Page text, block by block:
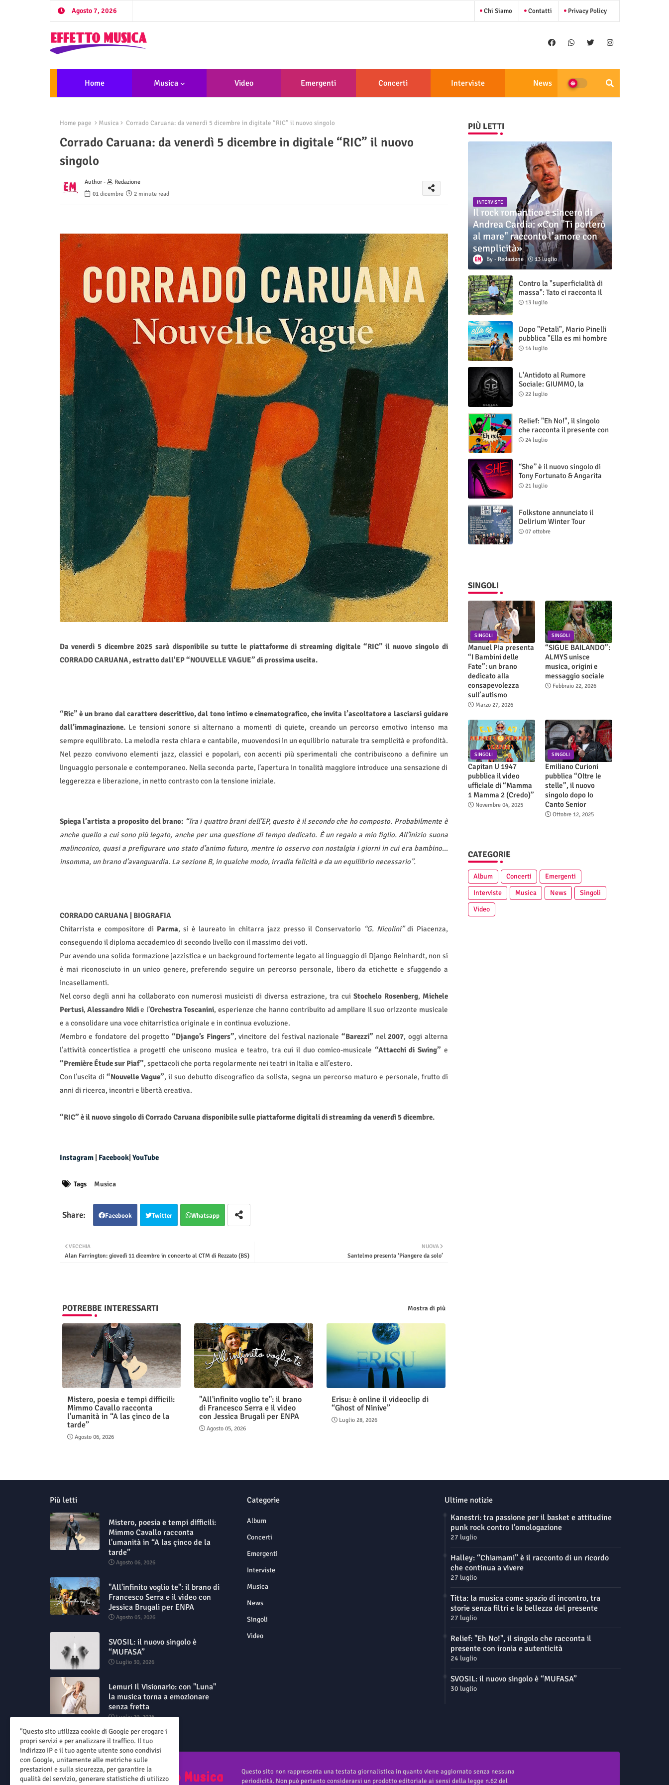
Agosto 7, 2026 Chi Siamo Contatti Privacy Policy
Home Musica Video Emergenti Concerti Interviste News
Home page Musica Corrado Caruana: da venerdì 5 dicembre in digitale “RIC” il nuovo singolo
Corrado Caruana: da venerdì 5 dicembre in digitale “RIC” il nuovo
singolo
Author -
Redazione
01 dicembre
2 minute read
Da venerdì 5 dicembre 2025 sarà disponibile su tutte le piattaforme di streaming digitale “RIC” il nuovo singolo di
CORRADO CARUANA, estratto dall'EP “NOUVELLE VAGUE” di prossima uscita.
“Ric” è un brano dal carattere descrittivo, dal tono intimo e cinematografico, che invita l’ascoltatore a lasciarsi guidare
dall’immaginazione.Le tensioni sonore si alternano a momenti di quiete, creando un percorso emotivo intenso ma
sempre equilibrato. La melodia resta chiara e cantabile, muovendosi in un equilibrio naturale tra semplicità e profondità.
Nel pezzo convivono elementi jazz, classici e popolari, con accenti più sperimentali che contribuiscono a definire un
linguaggio personale e contemporaneo. Nella seconda parte, l’apertura in tonalità maggiore introduce una sensazione di
leggerezza e liberazione, in netto contrasto con la tensione iniziale.
Spiega l’artista a proposito del brano: “Tra i quattro brani dell’EP, questo è il secondo che ho composto. Probabilmente è
anche quello a cui sono più legato, anche per una questione di tempo dedicato. È un regalo a mio figlio. All’inizio suona
malinconico, quasi a prefigurare uno stato d’animo futuro, mentre io osservo con nostalgia i giorni in cui era bambino…
insomma, un brano d’avanguardia. La sezione B, in qualche modo, irradia felicità e da un equilibrio necessario”.
CORRADO CARUANA | BIOGRAFIA
Chitarrista e compositore di Parma, si è laureato in chitarra jazz presso il Conservatorio “G. Nicolini”di Piacenza,
conseguendo il diploma accademico di secondo livello con il massimo dei voti.
Pur avendo una solida formazione jazzistica e un background fortemente legato al linguaggio di Django Reinhardt, non si
è mai riconosciuto in un unico genere, preferendo seguire un percorso personale, libero da etichette e sfuggendo a
incasellamenti.
Nel corso degli anni ha collaborato con numerosi musicisti di diversa estrazione, tra cui Stochelo Rosenberg, Michele
Pertusi,Alessandro Nidie l’Orchestra Toscanini, esperienze che hanno contribuito ad ampliare il suo orizzonte musicale
e a consolidare una voce chitarristica originale e in continua evoluzione.
Membro e fondatore del progetto “Django’s Fingers”, vincitore del festival nazionale “Barezzi” nel2007, oggi alterna
l’attività concertistica a progetti che uniscono musica e teatro, tra cui il duo comico-musicale “Attacchi di Swing” e
“Première Étude sur Piaf”, spettacoli che porta regolarmente nei teatri in Italia e all’estero.
Con l’uscita di“Nouvelle Vague”, il suo debutto discografico da solista, segna un percorso maturo e personale, frutto di
anni di ricerca, incontri e libertà creativa.
“RIC” è il nuovo singolo di Corrado Caruana disponibile sulle piattaforme digitali di streaming da venerdì 5 dicembre.
Instagram| Facebook| YouTube
Tags Musica
Facebook Twitter Whatsapp
NUOVA
Santelmo presenta ‘Piangere da solo’
VECCHIA
Alan Farrington: giovedì 11 dicembre in concerto al CTM di Rezzato (BS)
POTREBBE INTERESSARTI Mostra di più
Mistero, poesia e tempi difficili:
Mimmo Cavallo racconta
l'umanità in “A las çinco de la
tarde”
Agosto 06, 2026
"All'infinito voglio te": il brano
di Francesco Serra e il video
con Jessica Brugali per ENPA
Agosto 05, 2026
Erisu: è online il videoclip di
“Ghost of Ninive”
Luglio 28, 2026
PIÙ LETTI
INTERVISTE
Il rock romantico e sincero di
Andrea Cardia: «Con "Ti porterò
al mare" racconto l’amore con
semplicità»
Redazione 13 luglio
Contro la "superficialità di
massa": Tato ci racconta il
nuovo singolo "Vuoti digitali"
13 luglio
Dopo "Petali", Mario Pinelli
pubblica "Ella es mi hombre
(Il mio uomo è lei)"
14 luglio
L'Antidoto al Rumore
Sociale: GIUMMO, la
Maschera e la Cruda Verità
22 luglio
Relief: "Eh No!", il singolo
che racconta il presente con
ironia e autenticità
24 luglio
“She” è il nuovo singolo di
Tony Fortunato & Angarita
21 luglio
Folkstone annunciato il
Delirium Winter Tour
(Special Edition)
07 ottobre
SINGOLI
SINGOLI
Manuel Pia presenta
“I Bambini delle
Fate”: un brano
dedicato alla
consapevolezza
sull’autismo
Marzo 27, 2026
SINGOLI
“SIGUE BAILANDO”:
ALMYS unisce
musica, origini e
messaggio sociale
Febbraio 22, 2026
SINGOLI
Capitan U 1947
pubblica il video
ufficiale di “Mamma
1 Mamma 2 (Credo)”
Novembre 04, 2025
SINGOLI
Emiliano Curioni
pubblica “Oltre le
stelle”, il nuovo
singolo dopo Io
Canto Senior
Ottobre 12, 2025
CATEGORIE
Album Concerti
Emergenti
Interviste
Musica News
Singoli
Video
Più letti
Mistero, poesia e tempi difficili:
Mimmo Cavallo racconta
l'umanità in “A las çinco de la
tarde”
Agosto 06, 2026
"All'infinito voglio te": il brano di
Francesco Serra e il video con
Jessica Brugali per ENPA
Agosto 05, 2026
SVOSIL: il nuovo singolo è
“MUFASA”
Luglio 30, 2026
Lemuri Il Visionario: con "Luna"
la musica torna a emozionare
senza fretta
Luglio 29, 2026
Categorie
Album
Concerti
Emergenti
Interviste
Musica
News
Singoli
Video
Ultime notizie
Kanestri: tra passione per il basket e attitudine
punk rock contro l'omologazione
27 luglio
Halley: “Chiamami” è il racconto di un ricordo
che continua a vivere
27 luglio
Titta: la musica come spazio di incontro, tra
storie senza filtri e la bellezza del presente
27 luglio
Relief: "Eh No!", il singolo che racconta il
presente con ironia e autenticità
24 luglio
SVOSIL: il nuovo singolo è “MUFASA”
30 luglio
Questo sito non rappresenta una testata giornalistica in quanto viene aggiornato senza nessuna
periodicità. Non può pertanto considerarsi un prodotto editoriale ai sensi della legge n.62 del
"Questo sito utilizza cookie di Google per erogare i
propri servizi e per analizzare il traffico. Il tuo
indirizzo IP e il tuo agente utente sono condivisi
con Google, unitamente alle metriche sulle
prestazioni e sulla sicurezza, per garantire la
qualità del servizio, generare statistiche di utilizzo